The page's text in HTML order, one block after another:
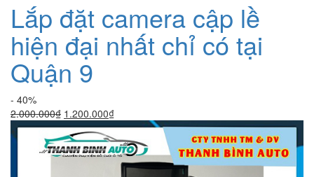
Lắp đặt camera cập lề
hiện đại nhất chỉ có tại
Quận 9
- 40%
2.000.000₫ Giá
gốc
là:
2.000.000₫.
1.200.000₫Giá
hiện
tại
là:
1.200.000₫.